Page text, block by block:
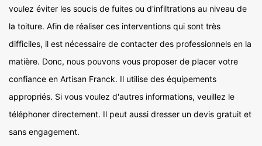
voulez éviter les soucis de fuites ou d'infiltrations au niveau de
la toiture. Afin de réaliser ces interventions qui sont très
difficiles, il est nécessaire de contacter des professionnels en la
matière. Donc, nous pouvons vous proposer de placer votre
confiance en Artisan Franck. Il utilise des équipements
appropriés. Si vous voulez d'autres informations, veuillez le
téléphoner directement. Il peut aussi dresser un devis gratuit et
sans engagement.